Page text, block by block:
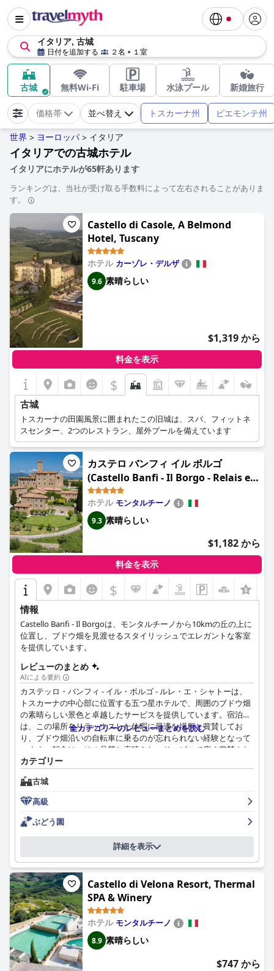
イタリア, 古城
日付を追加する ２名 １室
古城 無料Wi-Fi 駐車場 水泳プール 新婚旅行
価格帯 並べ替え トスカーナ州 ピエモンテ州
世界 > ヨーロッパ > イタリア
イタリアでの古城ホテル
イタリアにホテルが65軒あります
ランキングは、当社が受け取る手数料によって左右されることがありま
す。
Castello di Casole, A Belmond
Hotel, Tuscany
ホテル カーゾレ・デルザ
9.6 素晴らしい
$1,319 から
料金を表示
$
古城
トスカーナの田園風景に囲まれたこの旧城は、スパ、フィットネ
スセンター、2つのレストラン、屋外プールを備えています
カステロ バンフィ イル ボルゴ
(Castello Banfi - Il Borgo - Relais et
Chateaux)
ホテル モンタルチーノ
9.3 素晴らしい
$1,182 から
料金を表示
$
情報
Castello Banfi - Il Borgoは、モンタルチーノから10kmの丘の上に
位置し、ブドウ畑を見渡せるスタイリッシュでエレガントな客室
を提供しています。
レビューのまとめ
AIによる要約
カステッロ・バンフィ - イル・ボルゴ - ルレ・エ・シャトーは、
トスカーナの中心部に位置する五つ星ホテルで、周囲のブドウ畑
の素晴らしい景色と卓越したサービスを提供しています。宿泊客
は、この場所をリラックスした休暇に最適な場所と賞賛してお
り、ブドウ畑沿いの自転車に乗るのが忘れられない経験となって
います。朝食は、その品質と素晴らしいサービスで広く賞賛され
ており、ミシュランの星付きレストランは、あらゆる点で全く素
晴らしいと評されています。客室はエレガントで広々としてお
り、素晴らしいパノラマの景色を望め、卓越した清掃およびハウ
スキーピングサービスを提供しています。スタッフは滞在の大き
なハイライトであり、プロフェッショナルで礼儀正しく、常にす
べてのニーズを予測していると評されています。全体として、カ
ステッロ・バンフィ - イル・ボルゴ - ルレ・エ・シャトーは、モ
ンタルチーノでの滞在に最適な場所であり、豪華で忘れられない
体験を提供します。
全カテゴリーのレビューまとめを読む
カテゴリー
古城
高級
ぶどう園
詳細を表示
Castello di Velona Resort, Thermal
SPA & Winery
ホテル モンタルチーノ
8.9 素晴らしい
$747 から